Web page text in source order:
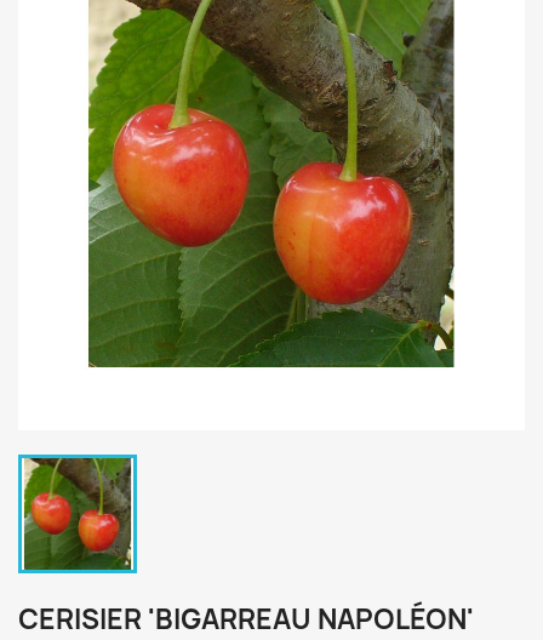
CERISIER 'BIGARREAU NAPOLÉON'